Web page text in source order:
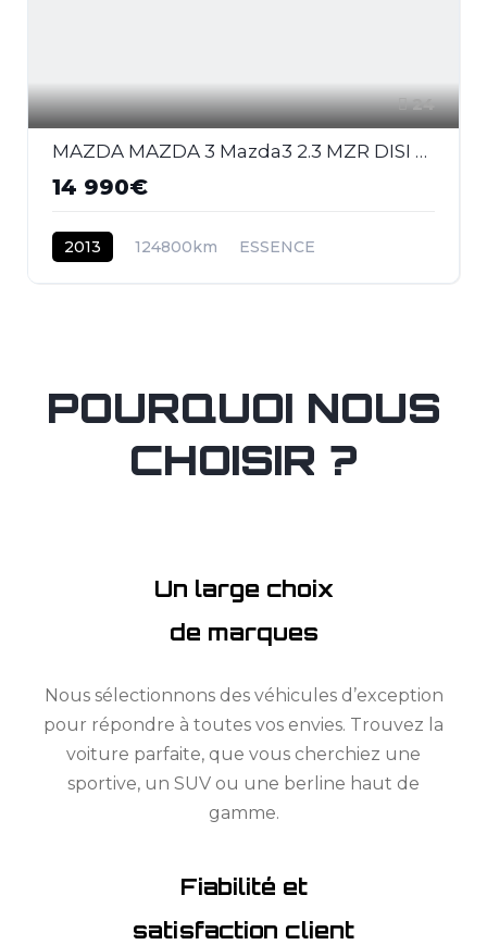
24
MAZDA MAZDA 3 Mazda3 2.3 MZR DISI Turbo - 260 2009 BERLINE MPS PHASE 1
14 990€
2013 124800km ESSENCE
POURQUOI NOUS
CHOISIR ?
Un large choix
de marques
Nous sélectionnons des véhicules d’exception
pour répondre à toutes vos envies. Trouvez la
voiture parfaite, que vous cherchiez une
sportive, un SUV ou une berline haut de
gamme.
Fiabilité et
satisfaction client